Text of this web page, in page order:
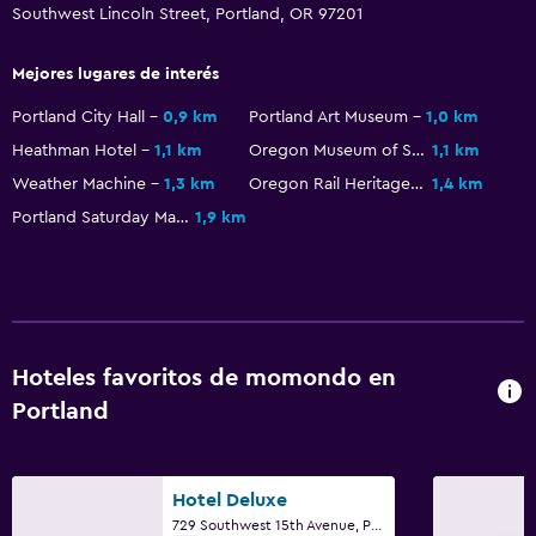
Aire libre
Sillas de playa
Jardín
Plancha y tabla de planchar
Habitación
Southwest Lincoln Street, Portland, OR 97201
Mejores lugares de interés
Portland City Hall 0,9 km Portland Art Museum
1,0 km
Heathman Hotel
1,1 km Oregon Museum of Science and Industry 1,1 km
Weather Machine
1,3 km Oregon Rail Heritage Center 1,4 km
Portland Saturday Market 1,9 km
Hoteles favoritos de momondo en
Portland
Hotel Deluxe